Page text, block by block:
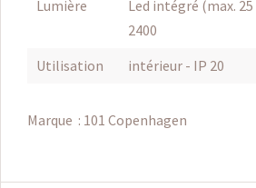
Lumière
Led intégré (max.
2400
Utilisation
intérieur - IP 20
Marque : 101 Copenhagen